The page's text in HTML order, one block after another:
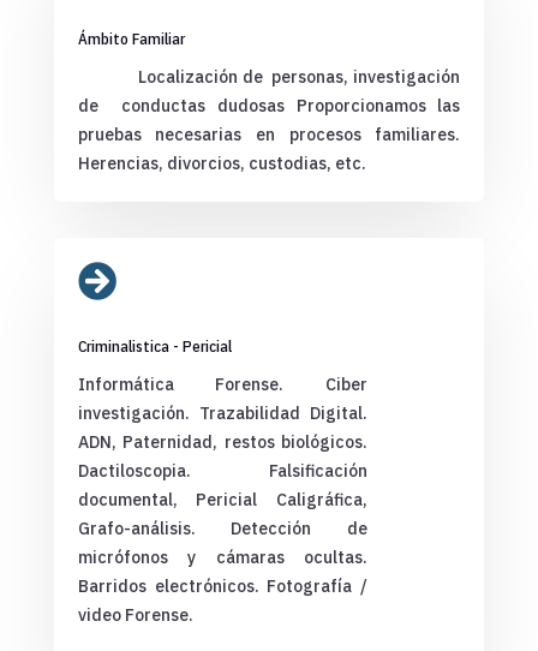
Ámbito Familiar
Localización de personas, investigación
de conductas dudosas Proporcionamos las
pruebas necesarias en procesos familiares.
Herencias, divorcios, custodias, etc.

Criminalistica - Pericial
Informática Forense. Ciber
investigación. Trazabilidad Digital.
ADN, Paternidad, restos biológicos.
Dactiloscopia. Falsificación
documental, Pericial Caligráfica,
Grafo-análisis. Detección de
micrófonos y cámaras ocultas.
Barridos electrónicos. Fotografía /
video Forense.